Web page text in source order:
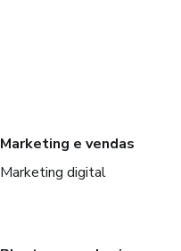
Marketing e vendas
Marketing digital